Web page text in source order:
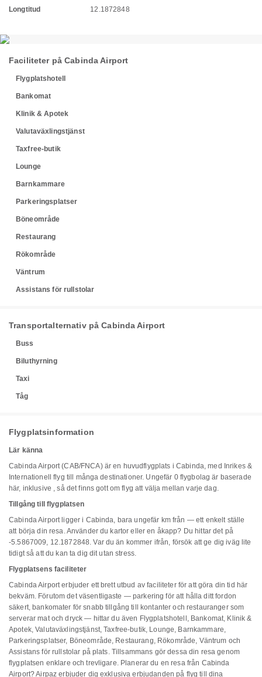
Longtitud 12.1872848
Faciliteter på Cabinda Airport
Flygplatshotell
Bankomat
Klinik & Apotek
Valutaväxlingstjänst
Taxfree-butik
Lounge
Barnkammare
Parkeringsplatser
Böneområde
Restaurang
Rökområde
Väntrum
Assistans för rullstolar
Transportalternativ på Cabinda Airport
Buss
Biluthyrning
Taxi
Tåg
Flygplatsinformation
Lär känna
Cabinda Airport (CAB/FNCA) är en huvudflygplats i Cabinda, med Inrikes &
Internationell flyg till många destinationer. Ungefär 0 flygbolag är baserade
här, inklusive , så det finns gott om flyg att välja mellan varje dag.
Tillgång till flygplatsen
Cabinda Airport ligger i Cabinda, bara ungefär km från — ett enkelt ställe
att börja din resa. Använder du kartor eller en åkapp? Du hittar det på
-5.5867009, 12.1872848. Var du än kommer ifrån, försök att ge dig iväg lite
tidigt så att du kan ta dig dit utan stress.
Flygplatsens faciliteter
Cabinda Airport erbjuder ett brett utbud av faciliteter för att göra din tid här
bekväm. Förutom det väsentligaste — parkering för att hålla ditt fordon
säkert, bankomater för snabb tillgång till kontanter och restauranger som
serverar mat och dryck — hittar du även Flygplatshotell, Bankomat, Klinik &
Apotek, Valutaväxlingstjänst, Taxfree-butik, Lounge, Barnkammare,
Parkeringsplatser, Böneområde, Restaurang, Rökområde, Väntrum och
Assistans för rullstolar på plats. Tillsammans gör dessa din resa genom
flygplatsen enklare och trevligare. Planerar du en resa från Cabinda
Airport? Airpaz erbjuder dig exklusiva erbjudanden på flyg till dina